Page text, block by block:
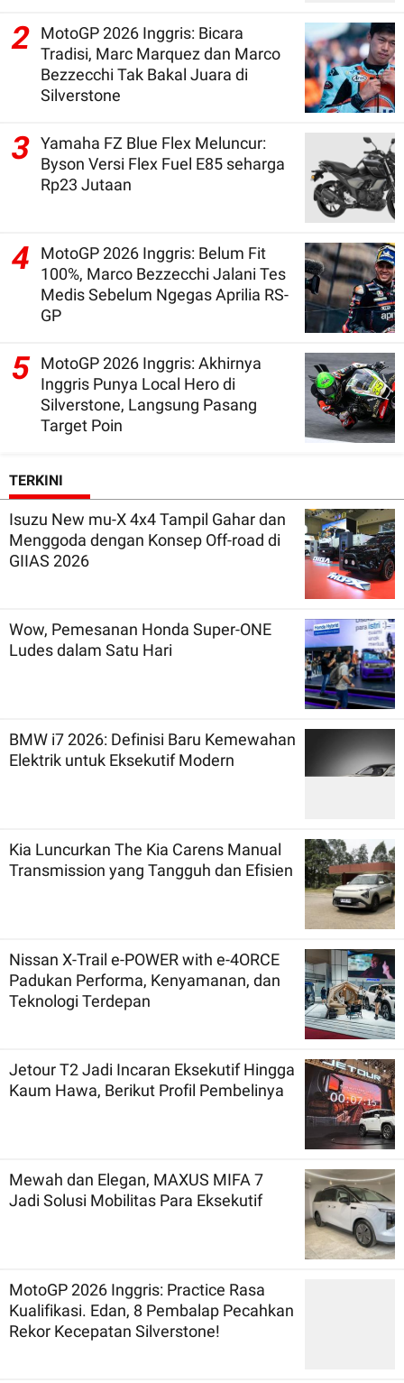
2
MotoGP 2026 Inggris: Bicara
Tradisi, Marc Marquez dan Marco
Bezzecchi Tak Bakal Juara di
Silverstone
3 Yamaha FZ Blue Flex Meluncur:
Byson Versi Flex Fuel E85 seharga
Rp23 Jutaan
4
MotoGP 2026 Inggris: Belum Fit
100%, Marco Bezzecchi Jalani Tes
Medis Sebelum Ngegas Aprilia RS-
GP
5 MotoGP 2026 Inggris: Akhirnya
Inggris Punya Local Hero di
Silverstone, Langsung Pasang
Target Poin
TERKINI
Isuzu New mu-X 4x4 Tampil Gahar dan
Menggoda dengan Konsep Off-road di
GIIAS 2026
Wow, Pemesanan Honda Super-ONE
Ludes dalam Satu Hari
BMW i7 2026: Definisi Baru Kemewahan
Elektrik untuk Eksekutif Modern
Kia Luncurkan The Kia Carens Manual
Transmission yang Tangguh dan Efisien
Nissan X-Trail e-POWER with e-4ORCE
Padukan Performa, Kenyamanan, dan
Teknologi Terdepan
Jetour T2 Jadi Incaran Eksekutif Hingga
Kaum Hawa, Berikut Profil Pembelinya
Mewah dan Elegan, MAXUS MIFA 7
Jadi Solusi Mobilitas Para Eksekutif
MotoGP 2026 Inggris: Practice Rasa
Kualifikasi. Edan, 8 Pembalap Pecahkan
Rekor Kecepatan Silverstone!